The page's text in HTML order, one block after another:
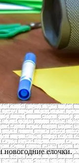
елочки.